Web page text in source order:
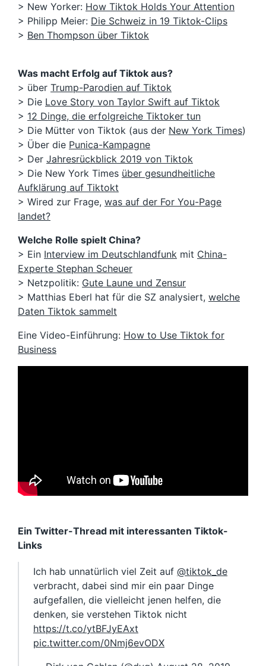
> New Yorker: How Tiktok Holds Your Attention
> Philipp Meier: Die Schweiz in 19 Tiktok-Clips
> Ben Thompson über Tiktok
Was macht Erfolg auf Tiktok aus?
> über Trump-Parodien auf Tiktok
> Die Love Story von Taylor Swift auf Tiktok
> 12 Dinge, die erfolgreiche Tiktoker tun
> Die Mütter von Tiktok (aus der New York Times)
> Über die Punica-Kampagne
> Der Jahresrückblick 2019 von Tiktok
> Die New York Times über gesundheitliche
Aufklärung auf Tiktokt
> Wired zur Frage, was auf der For You-Page
landet?
Welche Rolle spielt China?
> Ein Interview im Deutschlandfunk mit China-
Experte Stephan Scheuer
> Netzpolitik: Gute Laune und Zensur
> Matthias Eberl hat für die SZ analysiert, welche
Daten Tiktok sammelt
Eine Video-Einführung: How to Use Tiktok for
Business
Ein Twitter-Thread mit interessanten Tiktok-
Links
Ich hab unnatürlich viel Zeit auf @tiktok_de
verbracht, dabei sind mir ein paar Dinge
aufgefallen, die vielleicht jenen helfen, die
denken, sie verstehen Tiktok nicht
https://t.co/ytBFJyEAxt
pic.twitter.com/0Nmj6evODX